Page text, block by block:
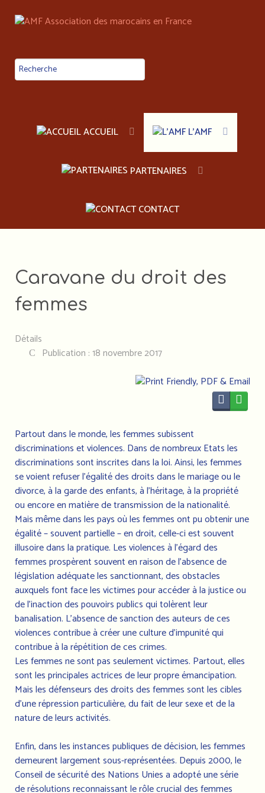
ACCUEIL L'AMF
PARTENAIRES
CONTACT
Caravane du droit des
femmes
Détails
Publication : 18 novembre 2017
Partout dans le monde, les femmes subissent
discriminations et violences. Dans de nombreux Etats les
discriminations sont inscrites dans la loi. Ainsi, les femmes
se voient refuser l’égalité des droits dans le mariage ou le
divorce, à la garde des enfants, à l’héritage, à la propriété
ou encore en matière de transmission de la nationalité.
Mais même dans les pays où les femmes ont pu obtenir une
égalité – souvent partielle – en droit, celle-ci est souvent
illusoire dans la pratique. Les violences à l’égard des
femmes prospèrent souvent en raison de l’absence de
législation adéquate les sanctionnant, des obstacles
auxquels font face les victimes pour accéder à la justice ou
de l’inaction des pouvoirs publics qui tolèrent leur
banalisation. L’absence de sanction des auteurs de ces
violences contribue à créer une culture d’impunité qui
contribue à la répétition de ces crimes.
Les femmes ne sont pas seulement victimes. Partout, elles
sont les principales actrices de leur propre émancipation.
Mais les défenseurs des droits des femmes sont les cibles
d’une répression particulière, du fait de leur sexe et de la
nature de leurs activités.
Enfin, dans les instances publiques de décision, les femmes
demeurent largement sous-représentées. Depuis 2000, le
Conseil de sécurité des Nations Unies a adopté une série
de résolutions reconnaissant le rôle crucial des femmes